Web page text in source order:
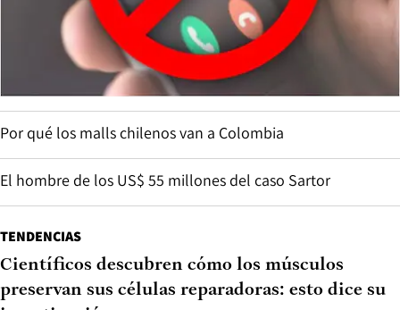
Por qué los malls chilenos van a Colombia
El hombre de los US$ 55 millones del caso Sartor
TENDENCIAS
Científicos descubren cómo los músculos
preservan sus células reparadoras: esto dice su